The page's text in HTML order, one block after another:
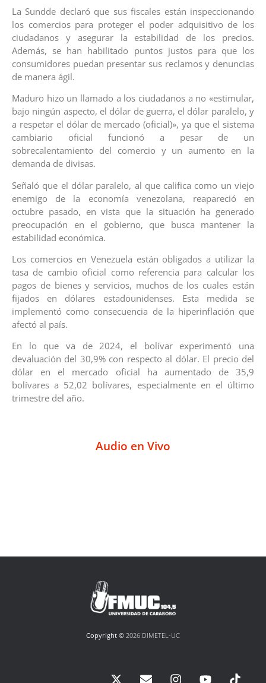
La Sundde declaró que sus fiscales están inspeccionando
los comercios para proteger el poder adquisitivo de los
ciudadanos y asegurar la estabilidad de los precios.
Además, se han habilitado puntos justos para que los
consumidores puedan presentar sus reclamos y denuncias
de manera ágil.
Maduro hizo un llamado a los ciudadanos a no «estimular,
bajo ningún aspecto, el dólar de guerra, el dólar paralelo, y
a respetar el dólar de mercado (oficial)», ya que el sistema
cambiario oficial funcionó a pesar de un
sobrecalentamiento del comercio y un aumento en la
demanda de divisas.
Señaló que el dólar paralelo, al que califica como un viejo
enemigo de la economía venezolana, reapareció en
octubre pasado, en vista que la situación ha generado
preocupación en el gobierno, que busca mantener la
estabilidad económica.
Los comercios en Venezuela están obligados a utilizar la
tasa de cambio oficial como referencia para calcular los
pagos de bienes y servicios, muchos de los cuales están
fijados en dólares estadounidenses. Esta medida se
implementó como consecuencia de la hiperinflación que
afectó al país.
En lo que va de 2024, el bolívar experimentó una
devaluación del 30,9% con respecto al dólar. El precio del
dólar en el mercado oficial ha aumentado de 35,9
bolívares a 52,02 bolívares, especialmente en el último
trimestre del año.
Audio en Vivo
Copyright © 2026 DIMETEL-UC